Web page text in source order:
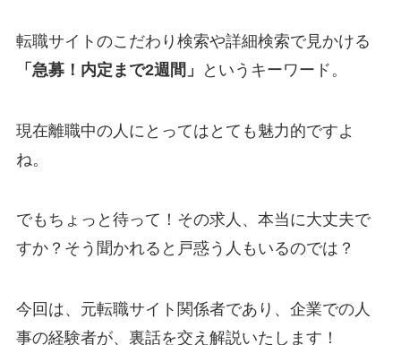
転職サイトのこだわり検索や詳細検索で見かける
「急募！ 内定まで2週間」 というキーワード。
現在離職中の人にとってはとても魅力的ですよ
ね。
でもちょっと待って！その求人、本当に大丈夫で
すか？そう聞かれると戸惑う人もいるのでは？
今回は、元転職サイト関係者であり、企業での人
事の経験者が、裏話を交え解説いたします！